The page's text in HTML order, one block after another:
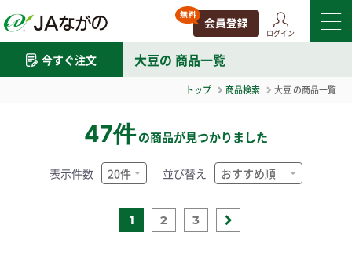
ログイン
今すぐ注文 大豆の 商品一覧
トップ 商品検索 大豆 の商品一覧
47件の商品が見つかりました
1 2 3
表示件数 並び替え